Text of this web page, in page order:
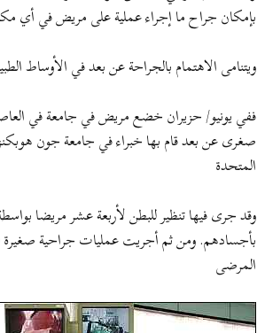
بإمكان جراح ما إجراء عملية على مريض في أي
ويتنامى الاهتمام بالجراحة عن بعد في الأوساط
ففي يونيو/ حزيران خضع مريض في جامعة في
صغرى عن بعد قام بها خبراء في جامعة جون هوبكنز
المتحدة
وقد جرى فيها تنظير للبطن لأربعة عشر مريضا
بأجسادهم. ومن ثم أجريت عمليات جراحية
المرضى